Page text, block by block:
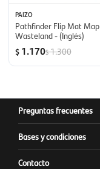
PAIZO
Pathfinder Flip Mat Map
Wasteland - (Inglés)
$ 1.170$1.300
Preguntas frecuentes
Bases y condiciones
Contacto